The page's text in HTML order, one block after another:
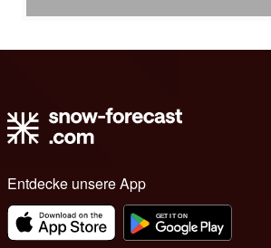
Entdecke unsere App